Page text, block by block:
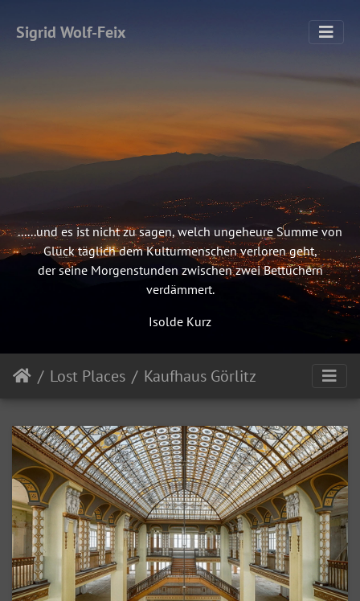
Sigrid Wolf-Feix
......und es ist nicht zu sagen, welch ungeheure Summe von
Glück täglich dem Kulturmenschen verloren geht,
der seine Morgenstunden zwischen zwei Bettüchern
verdämmert.
Isolde Kurz
Lost Places Kaufhaus Görlitz